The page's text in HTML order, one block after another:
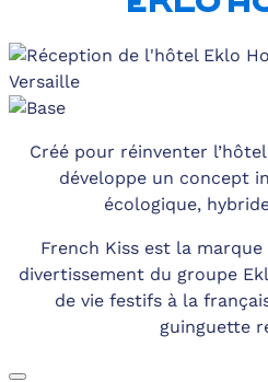
Créé pour réinventer
développe un concept
écologique,
French Kiss est la
divertissement du groupe
de vie festifs à la
guinguette